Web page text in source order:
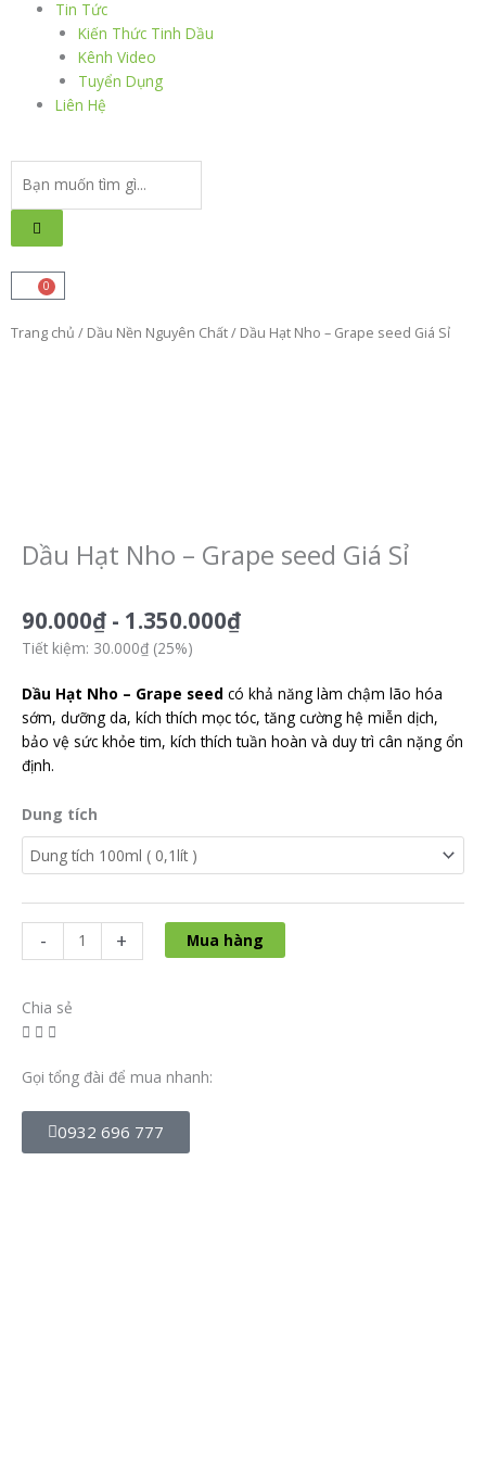
Tin Tức
Kiến Thức Tinh Dầu
Kênh Video
Tuyển Dụng
Liên Hệ
0
Cart
Trang chủ / Dầu Nền Nguyên Chất/ Dầu Hạt Nho – Grape seed Giá Sỉ
Dầu Hạt Nho – Grape seed Giá Sỉ
90.000₫ - 1.350.000₫
Tiết kiệm: 30.000₫ (25%)
Dầu Hạt Nho – Grape seed có khả năng làm chậm lão hóa
sớm, dưỡng da, kích thích mọc tóc, tăng cường hệ miễn dịch,
bảo vệ sức khỏe tim, kích thích tuần hoàn và duy trì cân nặng ổn
định.
Dung tích
-
Dầu
Hạt
Nho
Grape
seed
số
lượng
+ Mua hàng
Chia sẻ
Gọi tổng đài để mua nhanh:
0932 696 777